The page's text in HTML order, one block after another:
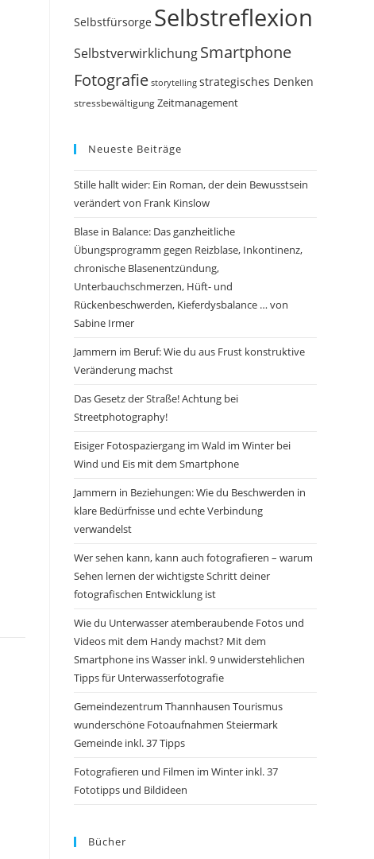
Selbstfürsorge Selbstreflexion
SelbstverwirklichungSmartphone
Fotografie storytelling strategisches Denken
stressbewältigung Zeitmanagement
Neueste Beiträge
Stille hallt wider: Ein Roman, der dein Bewusstsein
verändert von Frank Kinslow
Blase in Balance: Das ganzheitliche
Übungsprogramm gegen Reizblase, Inkontinenz,
chronische Blasenentzündung,
Unterbauchschmerzen, Hüft- und
Rückenbeschwerden, Kieferdysbalance … von
Sabine Irmer
Jammern im Beruf: Wie du aus Frust konstruktive
Veränderung machst
Das Gesetz der Straße! Achtung bei
Streetphotography!
Eisiger Fotospaziergang im Wald im Winter bei
Wind und Eis mit dem Smartphone
Jammern in Beziehungen: Wie du Beschwerden in
klare Bedürfnisse und echte Verbindung
verwandelst
Wer sehen kann, kann auch fotografieren – warum
Sehen lernen der wichtigste Schritt deiner
fotografischen Entwicklung ist
Wie du Unterwasser atemberaubende Fotos und
Videos mit dem Handy machst? Mit dem
Smartphone ins Wasser inkl. 9 unwiderstehlichen
Tipps für Unterwasserfotografie
Gemeindezentrum Thannhausen Tourismus
wunderschöne Fotoaufnahmen Steiermark
Gemeinde inkl. 37 Tipps
Fotografieren und Filmen im Winter inkl. 37
Fototipps und Bildideen
Bücher